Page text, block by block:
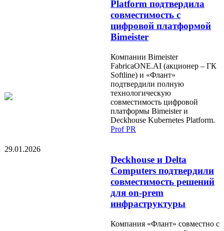
Platform подтвердила
совместимость с
цифровой платформой
Bimeister
Компании Bimeister
FabricaONE.AI (акционер – ГК
Softline) и «Флант»
подтвердили полную
технологическую
совместимость цифровой
платформы Bimeister и
Deckhouse Kubernetes Platform.
Prof PR
29.01.2026
Deckhouse и Delta
Computers подтвердили
совместимость решений
для on-prem
инфраструктуры
Компания «Флант» совместно с